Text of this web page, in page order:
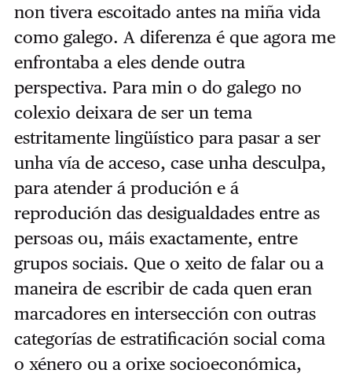
non tivera escoitado antes na miña vida
como galego. A diferenza é que agora me
enfrontaba a eles dende outra
perspectiva. Para min o do galego no
colexio deixara de ser un tema
estritamente lingüístico para pasar a ser
unha vía de acceso, case unha desculpa,
para atender á produción e á
reprodución das desigualdades entre as
persoas ou, máis exactamente, entre
grupos sociais. Que o xeito de falar ou a
maneira de escribir de cada quen eran
marcadores en intersección con outras
categorías de estratificación social coma
o xénero ou a orixe socioeconómica,